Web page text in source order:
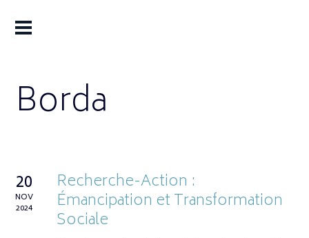
Borda
20
NOV
2024
Recherche-Action :
Émancipation et Transformation
Sociale